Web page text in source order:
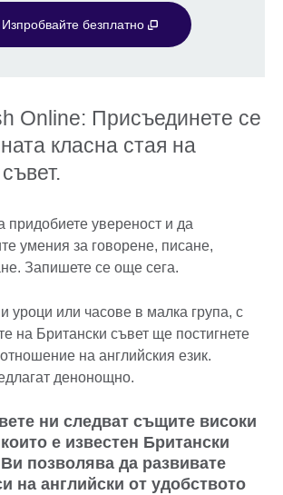
Изпробвайте безплатно
Online: Присъединете се
класна стая на
увереност и да
умения за говорене, писане,
Запишете се още сега.
уроци или часове в малка група, с
на Британски съвет ще постигнете
на английския език.
денонощно.
ни следват същите високи
е известен Британски
позволява да развивате
на английски от удобството